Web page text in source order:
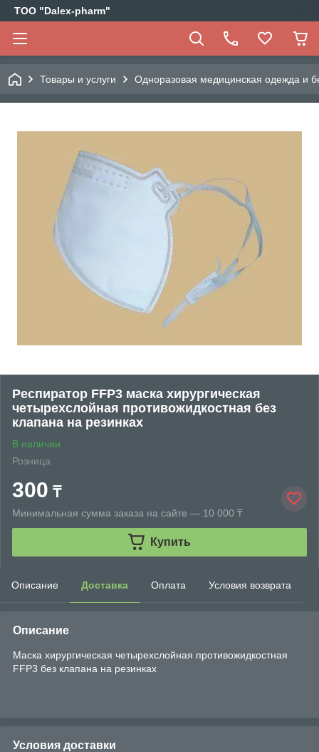
ТОО "Dalex-pharm"
Товары и услуги Одноразовая медицинская одежда и
Респиратор FFP3 маска хирургическая
четырехслойная противожидкостная без
клапана на резинках
В наличии
Розница
300 ₸
Минимальная сумма заказа на сайте — 10 000 ₸
Купить
Описание Доставка Оплата Условия возврата
Описание
Маска хирургическая четырехслойная противожидкостная
FFP3 без клапана на резинках
Условия доставки